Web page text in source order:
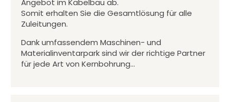
Angebot im Kabelbau ab.
Somit erhalten Sie die Gesamtlösung für alle
Zuleitungen.
Dank umfassendem Maschinen- und
Materialinventarpark sind wir der richtige Partner
für jede Art von Kernbohrung…